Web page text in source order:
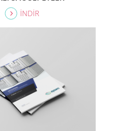
İNDİR